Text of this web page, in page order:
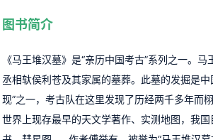
图书简介
《马王堆汉墓》是“亲历中国考古”系列之一。
丞相轪侯利苍及其家属的墓葬。此墓的发掘是中
现”之一，考古队在这里发现了历经两千多年而
世界上现存最早的天文学著作、实测地图，我